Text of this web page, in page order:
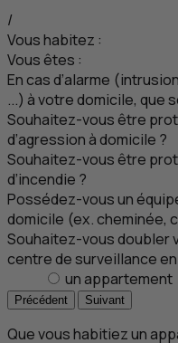
/
Vous habitez :
Vous êtes :
En cas d’alarme
...) à votre domicile, que
Souhaitez-vous être
d’agression à domicile ?
Souhaitez-vous être
d’incendie ?
Possédez-vous un
domicile (ex. cheminée,
Souhaitez-vous doubler
centre de surveillance
un appartement
Précédent Suivant
Que vous habitiez un